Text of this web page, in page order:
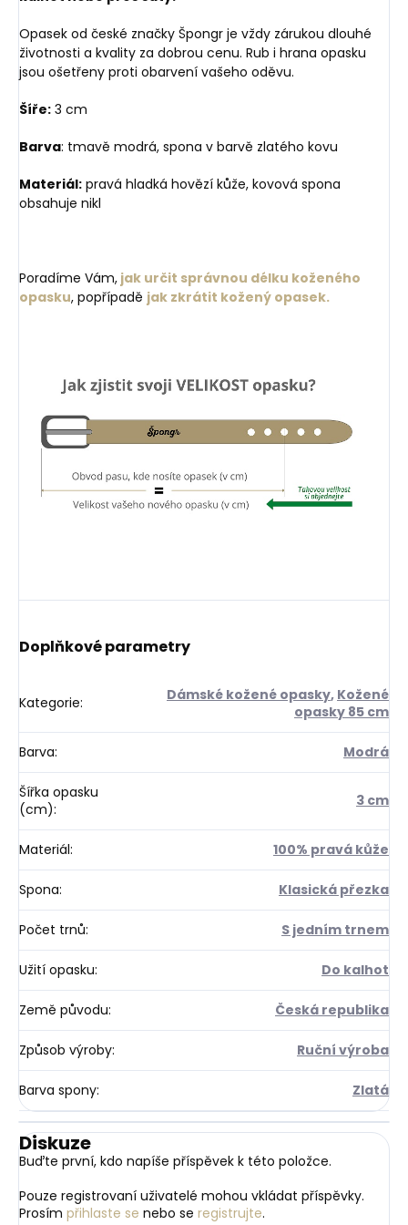
Opasek od české značky Špongr je vždy zárukou dlouhé
životnosti a kvality za dobrou cenu. Rub i hrana opasku
jsou ošetřeny proti obarvení vašeho oděvu.
Šíře: 3 cm
Barva: tmavě modrá, spona v barvě zlatého kovu
Materiál: pravá hladká hovězí kůže, kovová spona
obsahuje nikl
Poradíme Vám, jak určit správnou délku koženého
opasku, popřípadě jak zkrátit kožený opasek.
Doplňkové parametry
Kategorie: Dámské kožené opasky, Kožené
opasky 85 cm
Barva: Modrá
Šířka opasku
(cm): 3 cm
Materiál: 100% pravá kůže
Spona: Klasická přezka
Počet trnů: S jedním trnem
Užití opasku: Do kalhot
Země původu: Česká republika
Způsob výroby: Ruční výroba
Barva spony: Zlatá
Diskuze
Buďte první, kdo napíše příspěvek k této položce.
Pouze registrovaní uživatelé mohou vkládat příspěvky.
Prosím přihlaste se nebo se registrujte.